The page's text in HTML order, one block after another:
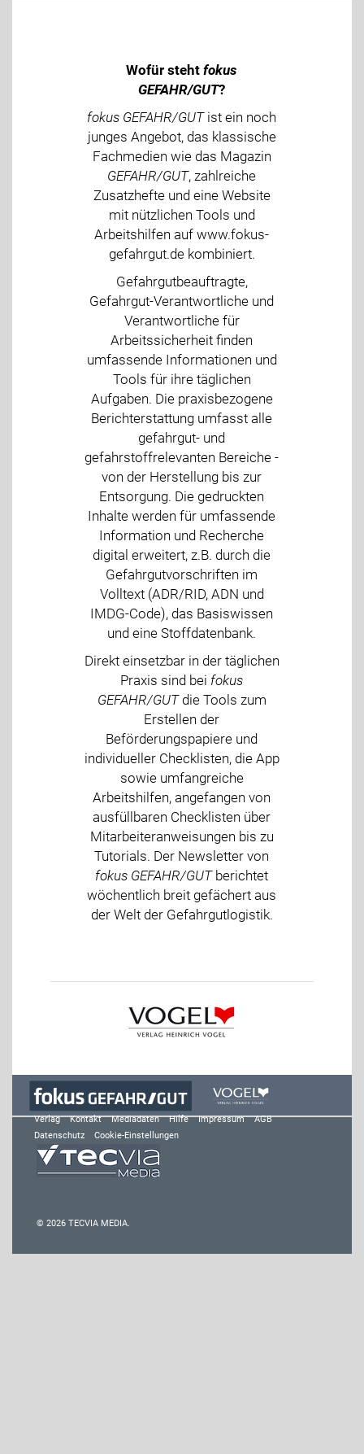
Wofür stehtfokus
GEFAHR/GUT?
fokus GEFAHR/GUTist ein noch
junges Angebot, das klassische
Fachmedien wie das Magazin
GEFAHR/GUT, zahlreiche
Zusatzhefte und eine Website
mit nützlichen Tools und
Arbeitshilfen auf www.fokus-
gefahrgut.de kombiniert.
Gefahrgutbeauftragte,
Gefahrgut-Verantwortliche und
Verantwortliche für
Arbeitssicherheit finden
umfassende Informationen und
Tools für ihre täglichen
Aufgaben. Die praxisbezogene
Berichterstattung umfasst alle
gefahrgut- und
gefahrstoffrelevanten Bereiche -
von der Herstellung bis zur
Entsorgung. Die gedruckten
Inhalte werden für umfassende
Information und Recherche
digital erweitert, z.B. durch die
Gefahrgutvorschriften im
Volltext (ADR/RID, ADN und
IMDG-Code), das Basiswissen
und eine Stoffdatenbank.
Direkt einsetzbar in der täglichen
Praxis sind bei fokus
GEFAHR/GUTdie Tools zum
Erstellen der
Beförderungspapiere und
individueller Checklisten, die App
sowie umfangreiche
Arbeitshilfen, angefangen von
ausfüllbaren Checklisten über
Mitarbeiteranweisungen bis zu
Tutorials. Der Newsletter von
fokus GEFAHR/GUTberichtet
wöchentlich breit gefächert aus
der Welt der Gefahrgutlogistik.
Verlag Kontakt Mediadaten Hilfe Impressum
AGB
Datenschutz
Cookie-Einstellungen
© 2026 TECVIA MEDIA.